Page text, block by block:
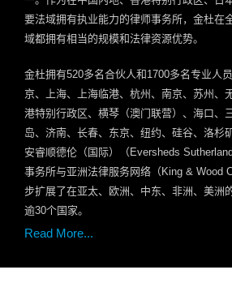
要法域拥有执业能力的律师事务所，金杜在
域都拥有相当的规模和法律资源优势。
金杜拥有520多名合伙人和 1700多名专业人
京、上海、上海临港、杭州、南京、苏州、
港特别行政区、横琴（澳门联营）、海口、
岛、济南、长春、东京、纽约、硅谷、洛杉
安睿顺德伦（国际）（ Eversheds
事务所与亚洲法律服务网络（ King & Wood
步扩展了在亚太、欧洲、中东、非洲、美洲
逾30个国家。
Read More...